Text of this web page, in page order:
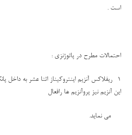
است .
احتمالات مطرح در پاتوژنزی :
1- ریفلاکس آنزیم اینتروکیناز اثنا عشر به داخل
این آنزیم نیز پروآنزیم ها رافعال
می نماید.